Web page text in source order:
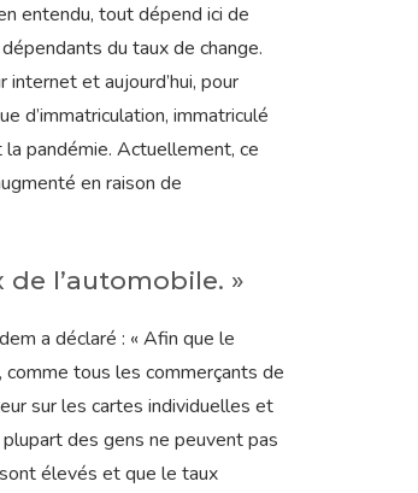
entendu, tout dépend ici de
du taux de change.
et aujourd’hui, pour
d’immatriculation, immatriculé
pandémie. Actuellement, ce
en raison de
l’automobile. »
a déclaré : « Afin que le
tous les commerçants de
sur les cartes individuelles et
des gens ne peuvent pas
élevés et que le taux